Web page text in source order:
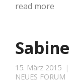
read more
15. März 2015
NEUES FORUM